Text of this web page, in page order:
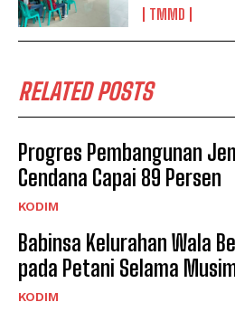
TMMD
RELATED POSTS
Progres Pembangunan
Cendana Capai 89 Persen
KODIM
Babinsa Kelurahan Wala
pada Petani Selama
KODIM